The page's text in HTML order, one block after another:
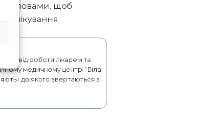
словами, щоб
лікування.
досвід роботи лікарем та
медичному центрі “Біла
і до якого звертаються з